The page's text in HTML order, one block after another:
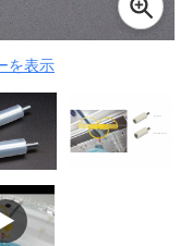
を表示